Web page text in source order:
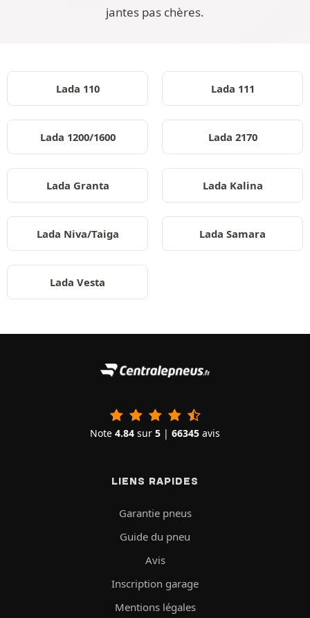
jantes pas chères.
Lada 110 Lada 111
Lada 1200/1600 Lada 2170
Lada Granta Lada Kalina
Lada Niva/Taiga Lada Samara
Lada Vesta
Note 4.84 sur 5 | 66345 avis
LIENS RAPIDES
Garantie pneus
Guide du pneu
Avis
Inscription garage
Mentions légales